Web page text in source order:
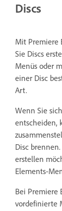
Discs
Mit Premiere
Sie Discs
Menüs oder
einer Disc
Art.
Wenn Sie
entscheiden,
Disc
erstellen
Elements-
Bei Premiere
vordefinierte